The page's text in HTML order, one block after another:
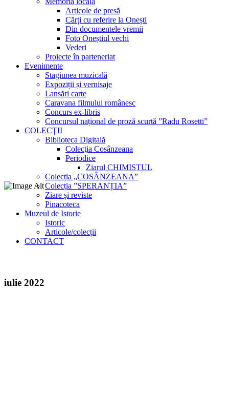
Articole de presă
Cărți cu referire la Onești
Din documentele vremii
Foto Oneștiul vechi
Vederi
Proiecte în parteneriat
Evenimente
Stagiunea muzicală
Expoziții și vernisaje
Lansări carte
Caravana filmului românesc
Concurs ex-libris
Concursul național de proză scurtă ”Radu Rosetti”
COLECŢII
Biblioteca Digitală
Colecţia Cosânzeana
Periodice
Ziarul CHIMISTUL
Colecția „COSÂNZEANA”
Colecția ”SPERANȚIA”
Ziare și reviste
Pinacoteca
Muzeul de Istorie
Istoric
Articole/colecții
CONTACT
iulie 2022